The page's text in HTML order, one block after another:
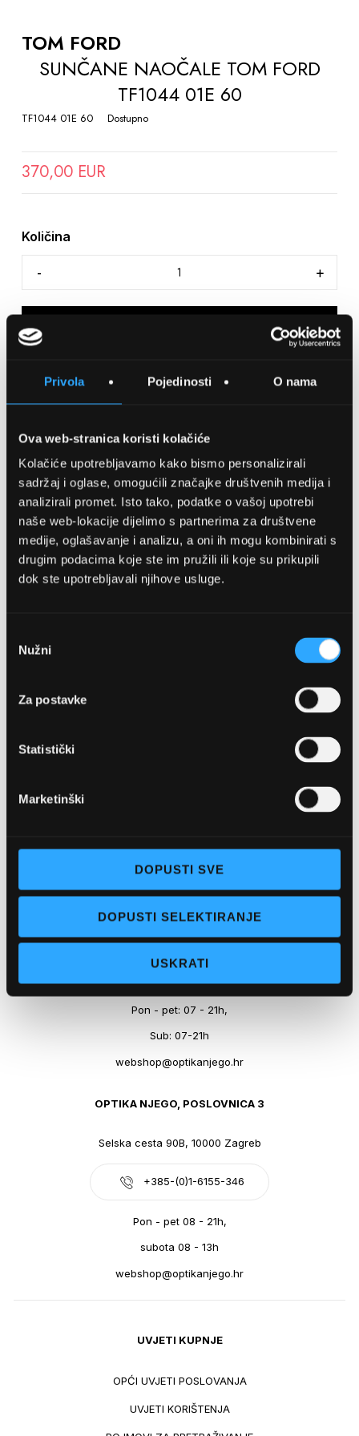
Privola Pojedinosti O nama
Ova web-stranica koristi kolačiće
Kolačiće upotrebljavamo kako bismo personalizirali
sadržaj i oglase, omogućili značajke društvenih medija i
analizirali promet. Isto tako, podatke o vašoj upotrebi
naše web-lokacije dijelimo s partnerima za društvene
medije, oglašavanje i analizu, a oni ih mogu kombinirati s
drugim podacima koje ste im pružili ili koje su prikupili
dok ste upotrebljavali njihove usluge.
pristanka
Nužni
Za postavke
Statistički
Marketinški
DOPUSTI SVE
DOPUSTI SELEKTIRANJE
USKRATI
THE
BEGINNING
GALLERY
TOM FORD
SUNČANE NAOČALE TOM FORD
TF1044 01E 60
TF1044 01E 60 Dostupno
370,00 EUR
Količina
SPREMITE NA LISTU ŽELJA
Detalji
Podijeli s prijateljima
webshop@optikanjego.hr
OPTIKA NJEGO, POSLOVNICA 2
+385-(0)21-612-709
Pon - pet: 07 - 21h,
Sub: 07-21h
webshop@optikanjego.hr
OPTIKA NJEGO, POSLOVNICA 3
Selska cesta 90B, 10000 Zagreb
+385-(0)1-6155-346
Pon - pet 08 - 21h,
subota 08 - 13h
webshop@optikanjego.hr
UVJETI KUPNJE
OPĆI UVJETI POSLOVANJA
UVJETI KORIŠTENJA